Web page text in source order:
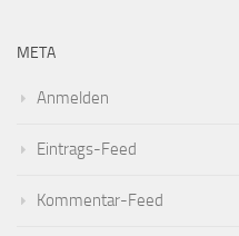
META
Anmelden
Eintrags-Feed
Kommentar-Feed